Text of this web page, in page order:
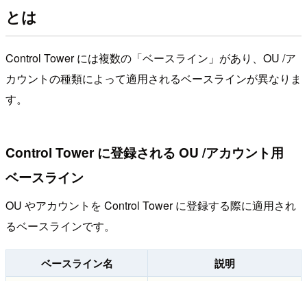
とは
Control Tower には複数の「ベースライン」があり、OU /ア
カウントの種類によって適用されるベースラインが異なりま
す。
Control Tower に登録される OU /アカウント用
ベースライン
OU やアカウントを Control Tower に登録する際に適用され
るベースラインです。
ベースライン名 説明